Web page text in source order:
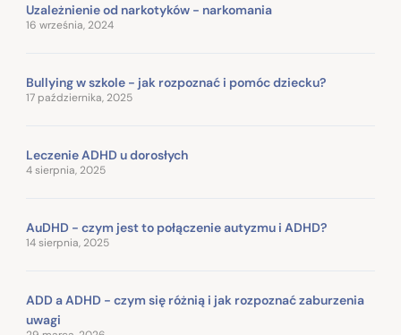
Uzależnienie od narkotyków - narkomania
16 września, 2024
Bullying w szkole - jak rozpoznać i pomóc dziecku?
17 października, 2025
Leczenie ADHD u dorosłych
4 sierpnia, 2025
AuDHD - czym jest to połączenie autyzmu i ADHD?
14 sierpnia, 2025
ADD a ADHD - czym się różnią i jak rozpoznać zaburzenia
uwagi